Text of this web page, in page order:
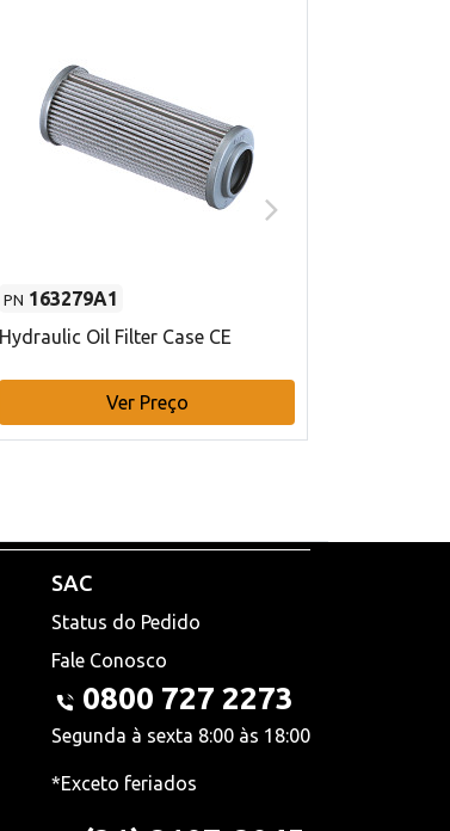
PN 163279A1
Hydraulic Oil Filter Case CE
Ver Preço
SAC
Status do Pedido
Fale Conosco
0800 727 2273
Segunda à sexta 8:00 às 18:00
*Exceto feriados